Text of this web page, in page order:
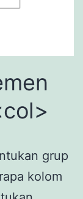
grup
kolom